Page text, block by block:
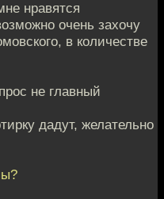
нравятся
очень захочу
в количестве
не главный
дадут, желательно